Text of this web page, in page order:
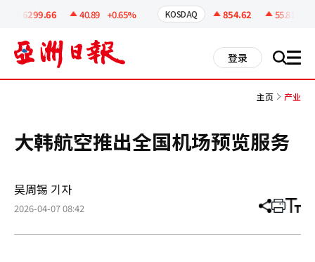
6299.66 40.89 +0.65% KOSDAQ 854.62 55.81
登录 搜 all
主页 产业
大韩航空推出全国机场预览服务
吴周锡 기자
2026-04-07 08:42 分
章
打 调
小